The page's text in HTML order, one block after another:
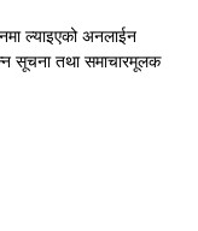
ल्याइएको अनलाईन
सूचना तथा समाचारमूलक